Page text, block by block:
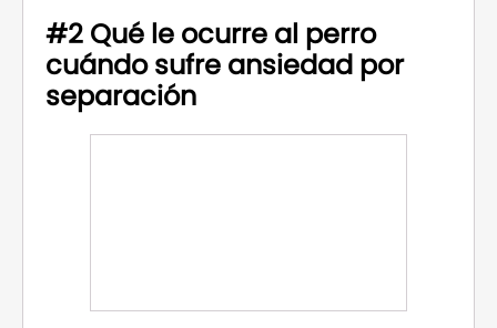
#2 Qué le ocurre al perro
cuándo sufre ansiedad por
separación